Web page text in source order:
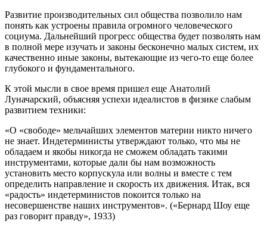
Развитие производительных сил общества позволило нам
понять как устроены правила огромного человеческого
социума. Дальнейший прогресс общества будет позволять нам
в полной мере изучать и законы бесконечно малых систем, их
качественно иные законы, вытекающие из чего-то еще более
глубокого и фундаментального.
К этой мысли в свое время пришел еще Анатолий
Луначарский, объясняя успехи идеалистов в физике слабым
развитием техники:
«О «свободе» мельчайших элементов материи никто ничего
не знает. Индетерминисты утверждают только, что мы не
обладаем и якобы никогда не сможем обладать такими
инструментами, которые дали бы нам возможность
установить место корпускула или волны и вместе с тем
определить направление и скорость их движения. Итак, вся
«радость» индетерминистов покоится только на
несовершенстве наших инструментов». («Бернард Шоу еще
раз говорит правду», 1933)